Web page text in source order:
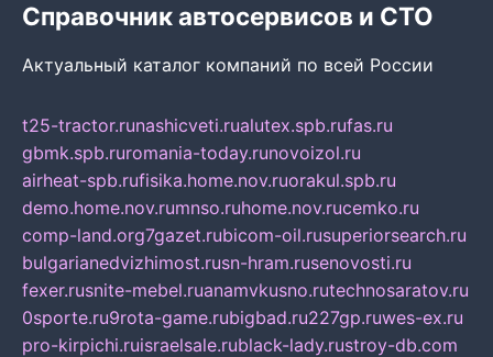
Справочник автосервисов и СТО
Актуальный каталог компаний по всей России
t25-tractor.runashicveti.rualutex.spb.rufas.ru
gbmk.spb.ruromania-today.runovoizol.ru
airheat-spb.rufisika.home.nov.ruorakul.spb.ru
demo.home.nov.rumnso.ruhome.nov.rucemko.ru
comp-land.org7gazet.rubicom-oil.rusuperiorsearch.ru
bulgarianedvizhimost.rusn-hram.rusenovosti.ru
fexer.rusnite-mebel.ruanamvkusno.rutechnosaratov.ru
0sporte.ru9rota-game.rubigbad.ru227gp.ruwes-ex.ru
pro-kirpichi.ruisraelsale.rublack-lady.rustroy-db.com